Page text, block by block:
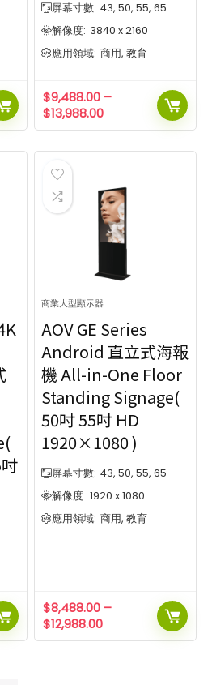
屏幕寸數: 43, 50, 55, 65
解像度: 3840 x 2160
應用領域: 商用, 教育
$9,488.00 –
$13,988.00
商業大型顯示器
AOV GE Series
Android 直立式海報
機 All-in-One Floor
Standing Signage(
50吋 55吋 HD
1920×1080 )
屏幕寸數: 43, 50, 55, 65
解像度: 1920 x 1080
應用領域: 商用, 教育
$8,488.00 –
$12,988.00